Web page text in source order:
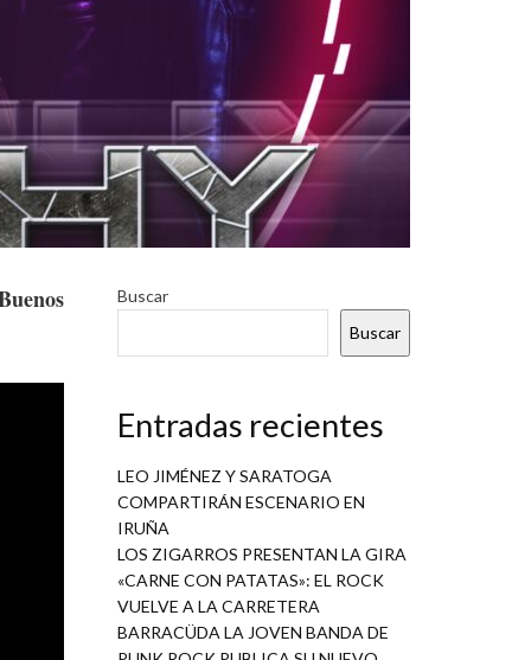
Buscar
Buscar
Entradas recientes
LEO JIMÉNEZ Y SARATOGA
COMPARTIRÁN ESCENARIO EN
IRUÑA
LOS ZIGARROS PRESENTAN LA GIRA
«CARNE CON PATATAS»: EL ROCK
VUELVE A LA CARRETERA
BARRACÜDA LA JOVEN BANDA DE